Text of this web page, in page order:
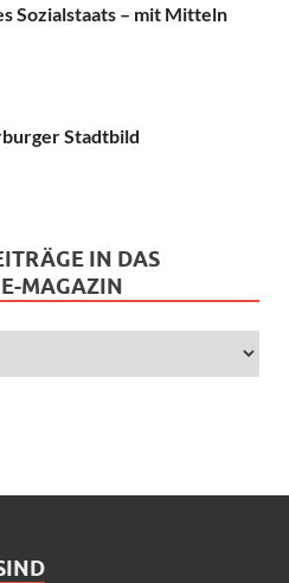
Sozialstaats – mit Mitteln
Stadtbild
IN DAS
MAGAZIN